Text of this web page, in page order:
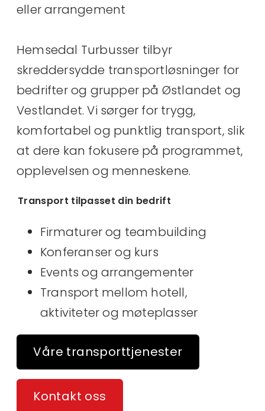
eller arrangement
Hemsedal Turbusser tilbyr
skreddersydde transportløsninger for
bedrifter og grupper på Østlandet og
Vestlandet. Vi sørger for trygg,
komfortabel og punktlig transport, slik
at dere kan fokusere på programmet,
opplevelsen og menneskene.
Transport tilpasset din bedrift
Firmaturer og teambuilding
Konferanser og kurs
Events og arrangementer
Transport mellom hotell,
aktiviteter og møteplasser
Våre transporttjenester
Kontakt oss